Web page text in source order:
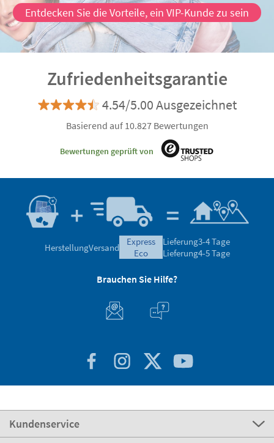
Entdecken Sie die Vorteile, ein VIP-Kunde zu sein
Zufriedenheitsgarantie
4.54/5.00 Ausgezeichnet
Basierend auf 10.827 Bewertungen
Bewertungen geprüft von
HerstellungVersand
express
eco
Lieferung3-4 Tage
Lieferung4-5 Tage
Brauchen Sie Hilfe?
Kundenservice